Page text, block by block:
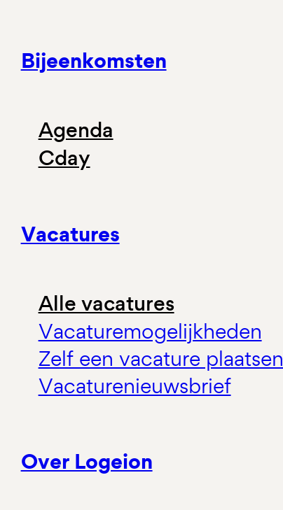
Bijeenkomsten
Agenda
Cday
Vacatures
Alle vacatures
Vacaturemogelijkheden
Zelf een vacature plaatsen
Vacaturenieuwsbrief
Over Logeion